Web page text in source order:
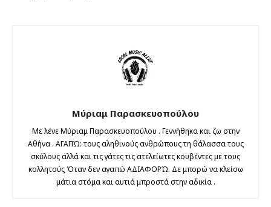
Μύριαμ Παρασκευοπούλου
Με λένε Μύριαμ Παρασκευοπούλου . Γεννήθηκα και ζω στην
Αθήνα . ΑΓΑΠΏ: τους αληθινούς ανθρώπους τη θάλασσα τους
σκύλους αλλά και τις γάτες τις ατελείωτες κουβέντες με τους
κολλητούς Όταν δεν αγαπώ ΑΔΙΑΦΟΡΏ. Δε μπορώ να κλείσω
μάτια στόμα και αυτιά μπροστά στην αδικία .